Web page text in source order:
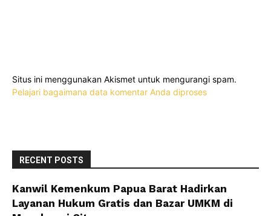
Situs ini menggunakan Akismet untuk mengurangi spam.
Pelajari bagaimana data komentar Anda diproses
RECENT POSTS
Kanwil Kemenkum Papua Barat Hadirkan
Layanan Hukum Gratis dan Bazar UMKM di